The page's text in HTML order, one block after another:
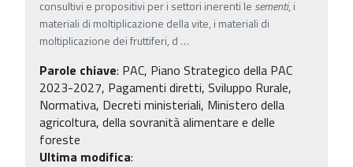
consultivi e propositivi per i settori inerenti le sementi, i
materiali di moltiplicazione della vite, i materiali di
moltiplicazione dei fruttiferi, d …
Parole chiave: PAC, Piano Strategico della PAC
2023-2027, Pagamenti diretti, Sviluppo Rurale,
Normativa, Decreti ministeriali, Ministero della
agricoltura, della sovranità alimentare e delle
foreste
Ultima modifica: